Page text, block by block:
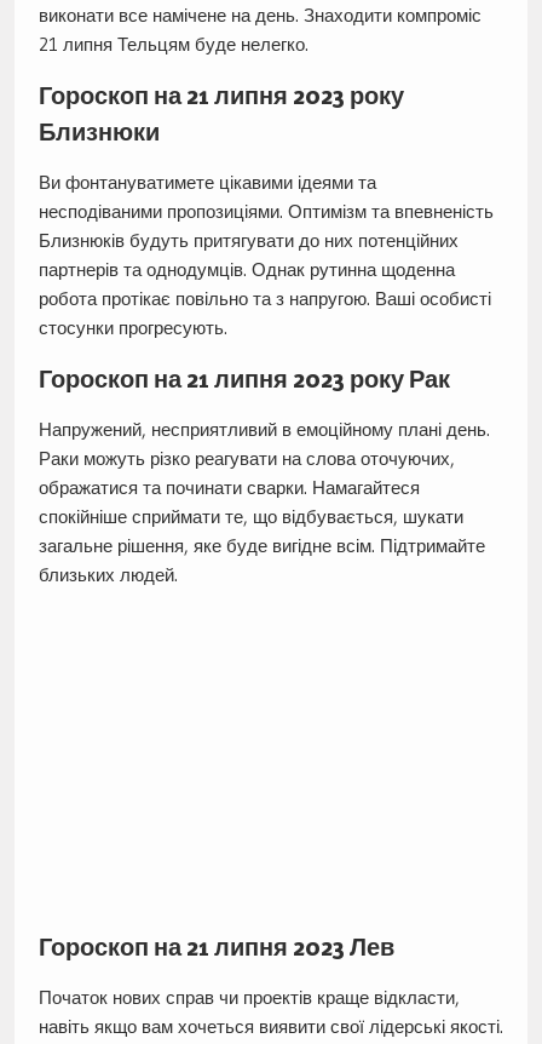
виконати все намічене на день. Знаходити компроміс
21 липня Тельцям буде нелегко.
Гороскоп на 21 липня 2023 року
Близнюки
Ви фонтануватимете цікавими ідеями та
несподіваними пропозиціями. Оптимізм та впевненість
Близнюків будуть притягувати до них потенційних
партнерів та однодумців. Однак рутинна щоденна
робота протікає повільно та з напругою. Ваші особисті
стосунки прогресують.
Гороскоп на 21 липня 2023 року Рак
Напружений, несприятливий в емоційному плані день.
Раки можуть різко реагувати на слова оточуючих,
ображатися та починати сварки. Намагайтеся
спокійніше сприймати те, що відбувається, шукати
загальне рішення, яке буде вигідне всім. Підтримайте
близьких людей.
Гороскоп на 21 липня 2023 Лев
Початок нових справ чи проектів краще відкласти,
навіть якщо вам хочеться виявити свої лідерські якості.